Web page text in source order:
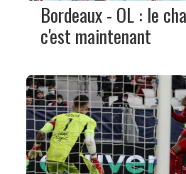
Bordeaux - OL : le
c'est maintenant